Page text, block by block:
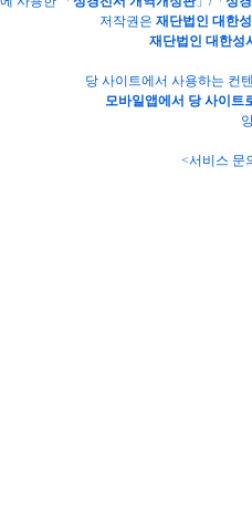
저작권은 재단법인 대한
재단법인 대한성
당 사이트에서 사용하는 컨
모바일앱에서 당 사이트
<서비스 문